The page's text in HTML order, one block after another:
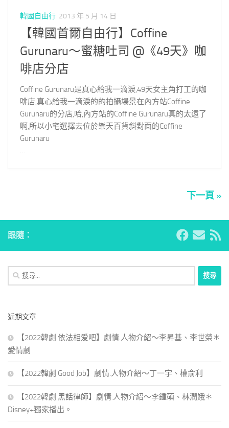
韓國自由行 2013 年 5 月 14 日
【韓國首爾自由行】Coffine
Gurunaru～蜜糖吐司 @《49天》咖
啡店分店
Coffine Gurunaru是真心給我一滴淚,49天女主角打工的咖
啡店,真心給我一滴淚的的拍攝場景在內方站Coffine
Gurunaru的分店,哈,內方站的Coffine Gurunaru真的太遠了
啊,所以小宅選擇去位於樂天百貨斜對面的Coffine
Gurunaru
…
下一頁 »
跟隨：
搜
尋
字:
近期文章
【2022韓劇 依法相爱吧】劇情.人物介紹～李昇基、李世榮＊
愛情劇
【2022韓劇 Good Job】劇情.人物介紹～丁一宇、權俞利
【2022韓劇 黑話律師】劇情.人物介紹～李鍾碩、林潤娥＊
Disney+獨家播出。